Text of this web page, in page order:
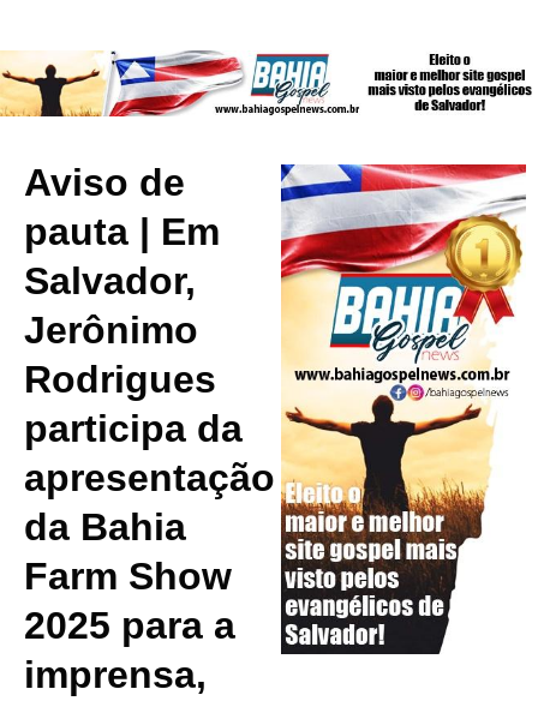
Aviso de
pauta | Em
Salvador,
Jerônimo
Rodrigues
participa da
apresentação
da Bahia
Farm Show
2025 para a
imprensa,